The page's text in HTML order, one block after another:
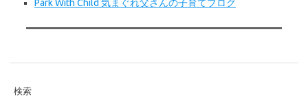
Park With Child 気まぐれ父さんの子育てブログ
検索